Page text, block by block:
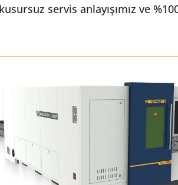
servis anlayışımız ve